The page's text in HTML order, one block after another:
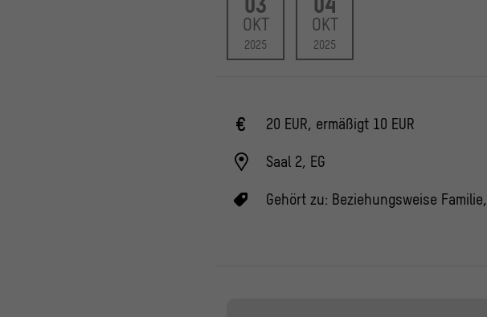
OKT
2025
OKT
2025
20 EUR, ermäßigt 10 EUR
Saal 2, EG
Gehört zu: Beziehungsweise Familie,